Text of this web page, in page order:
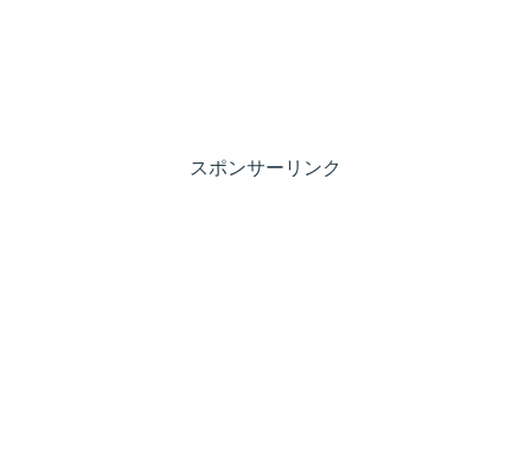
スポンサーリンク